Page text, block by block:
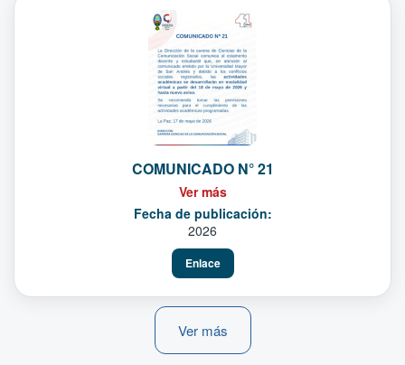
COMUNICADO N° 21
Ver más
Fecha de publicación:
2026
Enlace
Ver más